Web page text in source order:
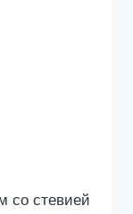
со стевией